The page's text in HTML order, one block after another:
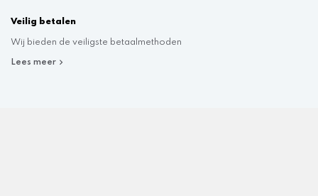
Veilig betalen
Wij bieden de veiligste betaalmethoden
Lees meer